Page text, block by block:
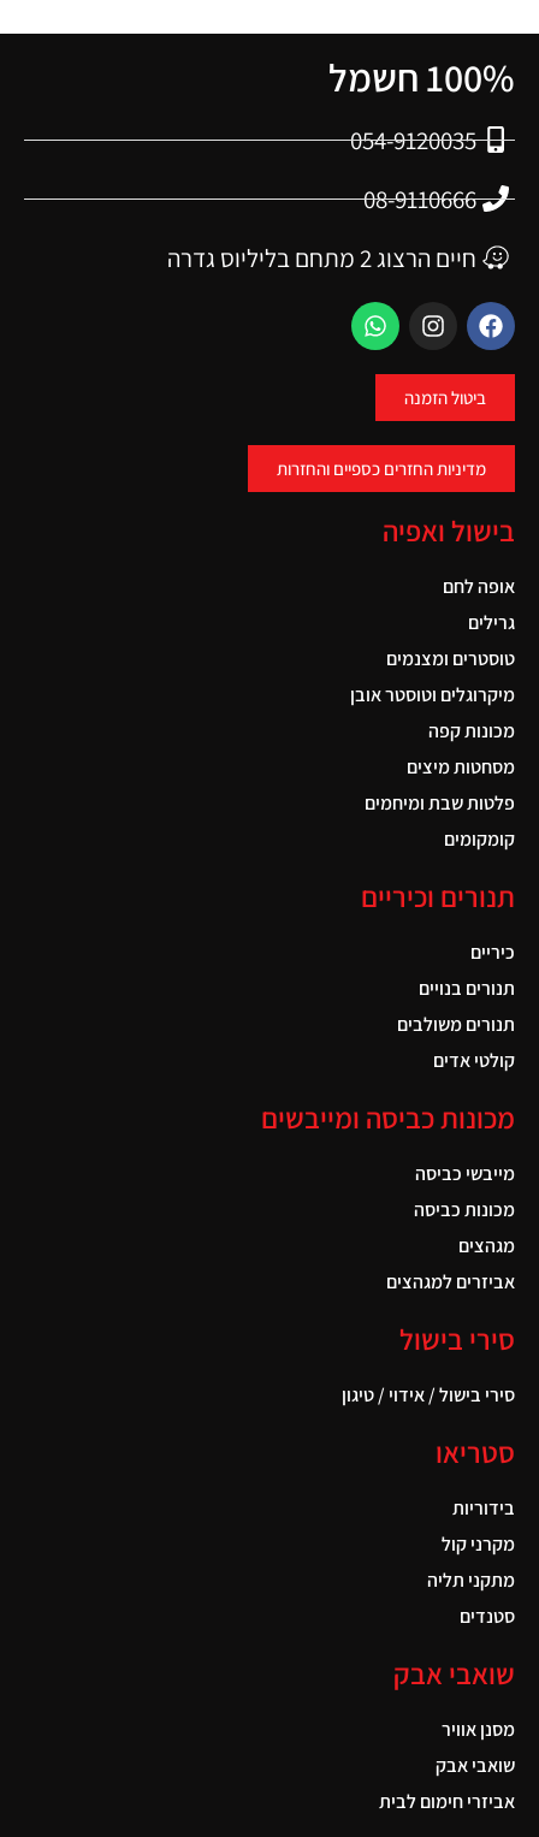
100% חשמל
054-9120035
08-9110666
חיים הרצוג 2 מתחם בליליוס גדרה
ביטול הזמנה
מדיניות החזרים כספיים והחזרות
בישול ואפיה
אופה לחם
גרילים
טוסטרים ומצנמים
מיקרוגלים וטוסטר אובן
מכונות קפה
מסחטות מיצים
פלטות שבת ומיחמים
קומקומים
תנורים וכיריים
כיריים
תנורים בנויים
תנורים משולבים
קולטי אדים
מכונות כביסה ומייבשים
מייבשי כביסה
מכונות כביסה
מגהצים
אביזרים למגהצים
סירי בישול
סירי בישול / אידוי / טיגון
סטריאו
בידוריות
מקרני קול
מתקני תליה
סטנדים
שואבי אבק
מסנן אוויר
שואבי אבק
אביזרי חימום לבית